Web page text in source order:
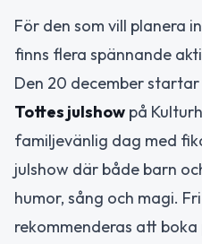
För den som vill planera
finns flera spännande
Den 20 december startar
Tottes julshow på
familjevänlig dag med
julshow där både barn
humor, sång och magi.
rekommenderas att